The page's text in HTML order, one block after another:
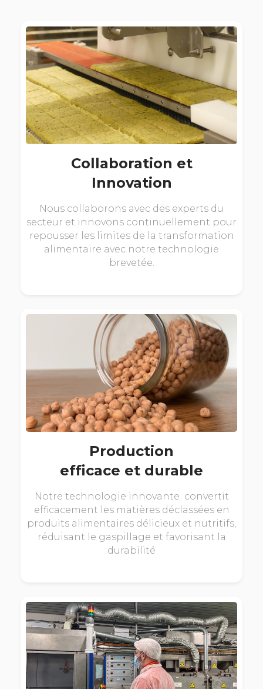
Collaboration et
Innovation
Nous collaborons avec des experts du
secteur et innovons continuellement pour
repousser les limites de la transformation
alimentaire avec notre technologie
brevetée.
Production
efficace et durable
Notre technologie innovante convertit
efficacement les matières déclassées en
produits alimentaires délicieux et nutritifs,
réduisant le gaspillage et favorisant la
durabilité